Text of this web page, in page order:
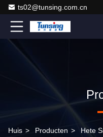
ts02@tunsing.com.cn
Huis > Producten > Hete